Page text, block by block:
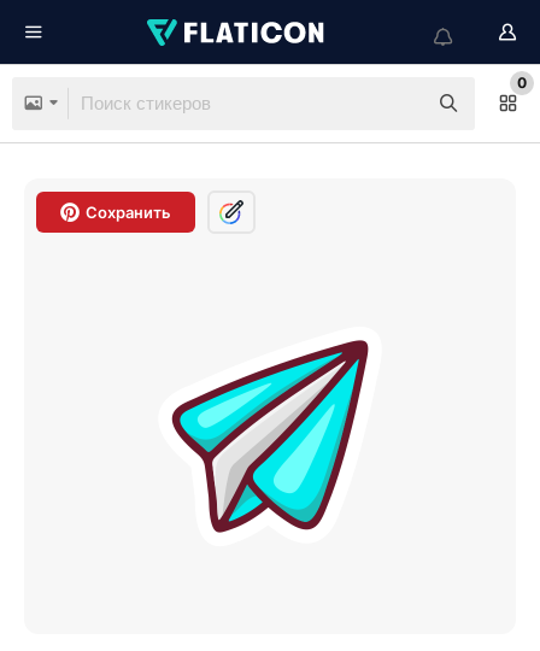
0
Сохранить